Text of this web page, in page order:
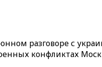
разговоре с
конфликтах